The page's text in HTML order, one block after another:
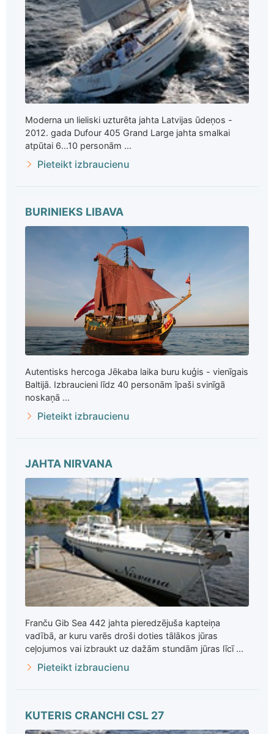
Moderna un lieliski uzturēta jahta Latvijas ūdeņos -
2012. gada Dufour 405 Grand Large jahta smalkai
atpūtai 6...10 personām ...
Pieteikt izbraucienu
BURINIEKS LIBAVA
Autentisks hercoga Jēkaba laika buru kuģis - vienīgais
Baltijā. Izbraucieni līdz 40 personām īpaši svinīgā
noskaņā ...
Pieteikt izbraucienu
JAHTA NIRVANA
Franču Gib Sea 442 jahta pieredzējuša kapteiņa
vadībā, ar kuru varēs droši doties tālākos jūras
ceļojumos vai izbraukt uz dažām stundām jūras līcī ...
Pieteikt izbraucienu
KUTERIS CRANCHI CSL 27